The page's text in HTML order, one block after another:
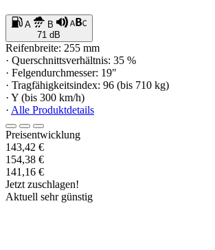
A
B
71 dB
Reifenbreite: 255 mm
· Querschnittsverhältnis: 35 %
· Felgendurchmesser: 19"
· Tragfähigkeitsindex: 96 (bis 710 kg)
· Y (bis 300 km/h)
· Alle Produktdetails
Preisentwicklung
143,42 €
154,38 €
141,16 €
Jetzt zuschlagen!
Aktuell sehr günstig